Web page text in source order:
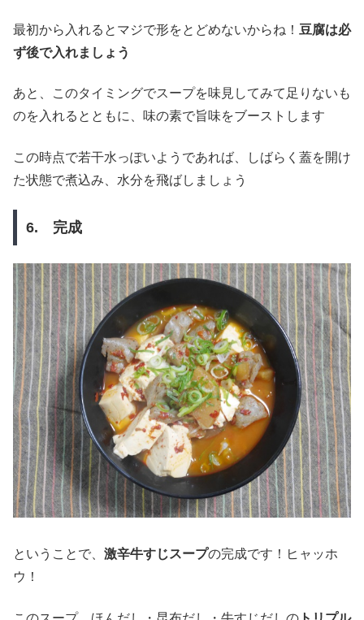
最初から入れるとマジで形をとどめないからね！ 豆腐は必
ず後で入れましょう
あと、このタイミングでスープを味見してみて足りないも
のを入れるとともに、味の素で旨味をブーストします
この時点で若干水っぽいようであれば、しばらく蓋を開け
た状態で煮込み、水分を飛ばしましょう
6. 完成
ということで、 激辛牛すじスープの完成です！ヒャッホ
ウ！